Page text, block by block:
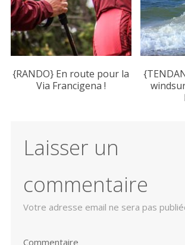
{RANDO} En route pour la
Via Francigena !
Laisser un
commentaire
Votre adresse email ne sera pas
Commentaire